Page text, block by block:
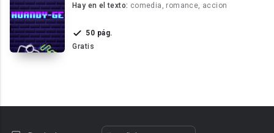
Hay en el texto: comedia, romance, accion
50 pág.
Gratis